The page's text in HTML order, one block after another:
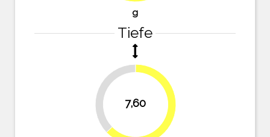
g
Tiefe
7,60
37.2%
62.8%